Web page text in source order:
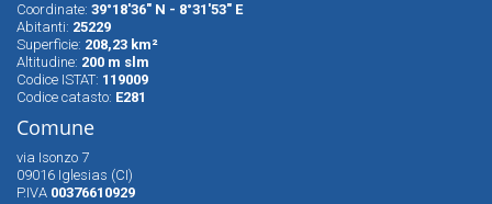
Coordinate: 39°18'36" N - 8°31'53" E
Abitanti: 25229
Superfìcie: 208,23 km²
Altitudine: 200 m slm
Codice ISTAT: 119009
Codice catasto: E281
Comune
via Isonzo 7
09016 Iglesias (CI)
P.IVA 00376610929